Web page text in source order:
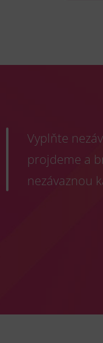
Vyplňte
projdeme a
nezávaznou